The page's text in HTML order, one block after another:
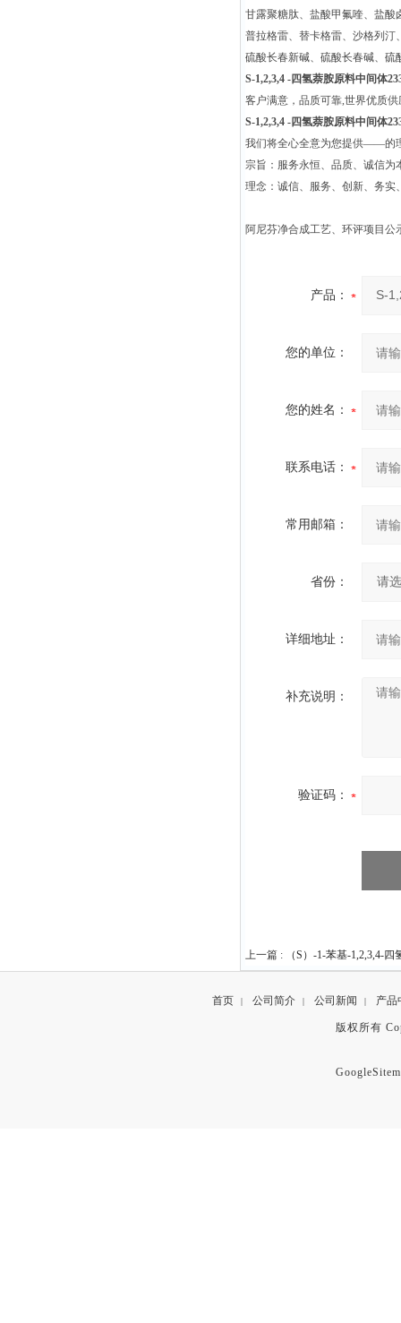
甘露聚糖肽、盐酸甲氟喹、盐酸
普拉格雷、替卡格雷、沙格列汀
硫酸长春新碱、硫酸长春碱、硫
S-1,2,3,4 -四氢萘胺原料中间体
客户满意，品质可靠,世界优质
S-1,2,3,4 -四氢萘胺原料中间体
我们将全心全意为您提供——的
宗旨：服务永恒、品质、诚信
理念：诚信、服务、创新、务实
阿尼芬净合成工艺、环评项目
产品：
您的单位：
您的姓名：
联系电话：
常用邮箱：
省份：
详细地址：
补充说明：
验证码：
上一篇 : （S）-1-苯基-1,2,3,4-
首页 | 公司简介 | 公司新闻 | 产品
版权所有